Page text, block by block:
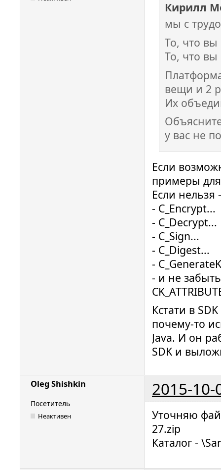
Кирилл
мы с
То, что вы
То, что вы
вещи и 2
Их
у вас не
Если
примеры
Если нельзя
- C_Encrypt...
- C_Decrypt...
- С_Sign...
- C_Digest...
-
- и не
Кстати в
почему-то
Java. И он
SDK и
Oleg Shishkin 2015-10-
Посетитель
Неактивен
Уточняю
27.zip
Каталог -